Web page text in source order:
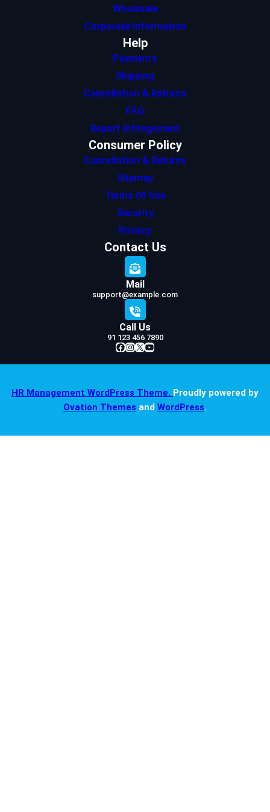
Wholesale
Corporate Information
Help
Payments
Shipping
Cancellation & Returns
FAQ
Report Infringement
Consumer Policy
Cancellation & Returns
Sitemap
Terms Of Use
Security
Privacy
Contact Us
Mail
support@example.com
Call Us
91 123 456 7890
Facebook InstagramX YouTube
HR Management WordPress Theme. Proudly powered by
Ovation Themes and WordPress.